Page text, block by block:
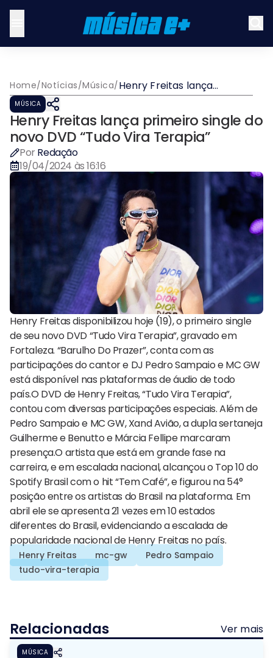
Home/Notícias/Música/Henry Freitas lança
primeiro single do novo
MÚSICA
Henry Freitas lança primeiro single do
novo DVD “Tudo Vira Terapia”
Por Redação
19/04/2024 às 16:16
Henry Freitas disponibilizou hoje (19), o primeiro single
de seu novo DVD “Tudo Vira Terapia”, gravado em
Fortaleza. “Barulho Do Prazer”, conta com as
participações do cantor e DJ Pedro Sampaio e MC GW
está disponível nas plataformas de áudio de todo
país.O DVD de Henry Freitas, “Tudo Vira Terapia”,
contou com diversas participações especiais. Além de
Pedro Sampaio e MC GW, Xand Avião, a dupla sertaneja
Guilherme e Benutto e Márcia Fellipe marcaram
presença.O artista que está em grande fase na
carreira, e em escalada nacional, alcançou o Top 10 do
Spotify Brasil com o hit “Tem Café”, e figurou na 54°
posição entre os artistas do Brasil na plataforma. Em
abril ele se apresenta 21 vezes em 10 estados
diferentes do Brasil, evidenciando a escalada de
popularidade nacional de Henry Freitas no país.
Henry Freitas mc-gw
Pedro Sampaio
tudo-vira-terapia
Relacionadas Ver mais
MÚSICA